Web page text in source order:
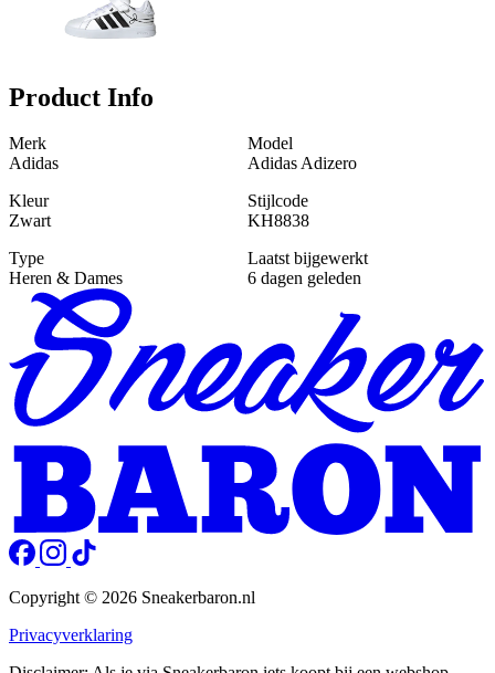
Product Info
Merk
Adidas
Model
Adidas Adizero
Kleur
Zwart
Stijlcode
KH8838
Type
Heren & Dames
Laatst bijgewerkt
6 dagen geleden
Copyright © 2026 Sneakerbaron.nl
Privacyverklaring